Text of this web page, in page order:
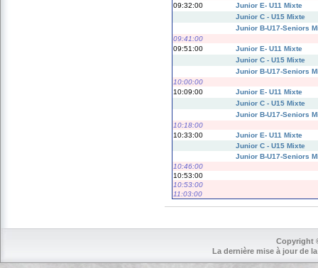
09:32:00
Junior E- U11 Mixte
Junior C - U15 Mixte
Junior B-U17-Seniors
09:41:00
09:51:00
Junior E- U11 Mixte
Junior C - U15 Mixte
Junior B-U17-Seniors
10:00:00
10:09:00
Junior E- U11 Mixte
Junior C - U15 Mixte
Junior B-U17-Seniors
10:18:00
10:33:00
Junior E- U11 Mixte
Junior C - U15 Mixte
Junior B-U17-Seniors
10:46:00
10:53:00
10:53:00
11:03:00
Copyright
La dernière mise à jour de